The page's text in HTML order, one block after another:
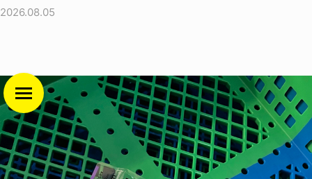
2026.08.05